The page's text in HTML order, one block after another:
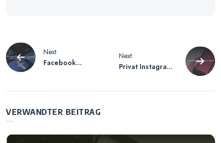
Beitragsnavigation
Next:
Facebook
Next:
Privat Instagram
VERWANDTER BEITRAG